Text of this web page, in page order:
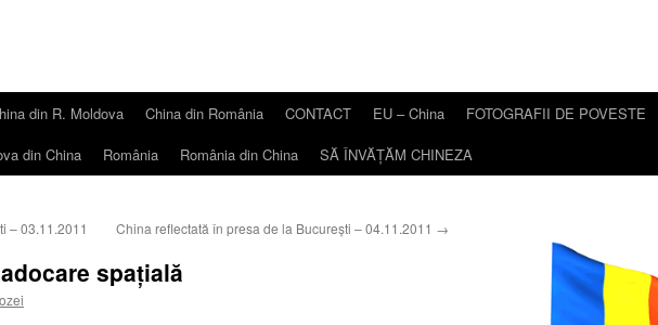
din R. Moldova China din România CONTACT EU – China
FOTOGRAFII DE POVESTE
din China România România din China SĂ ÎNVĂŢĂM CHINEZA
– 03.11.2011 China reflectată în presa de la Bucureşti – 04.11.2011 →
spaţială